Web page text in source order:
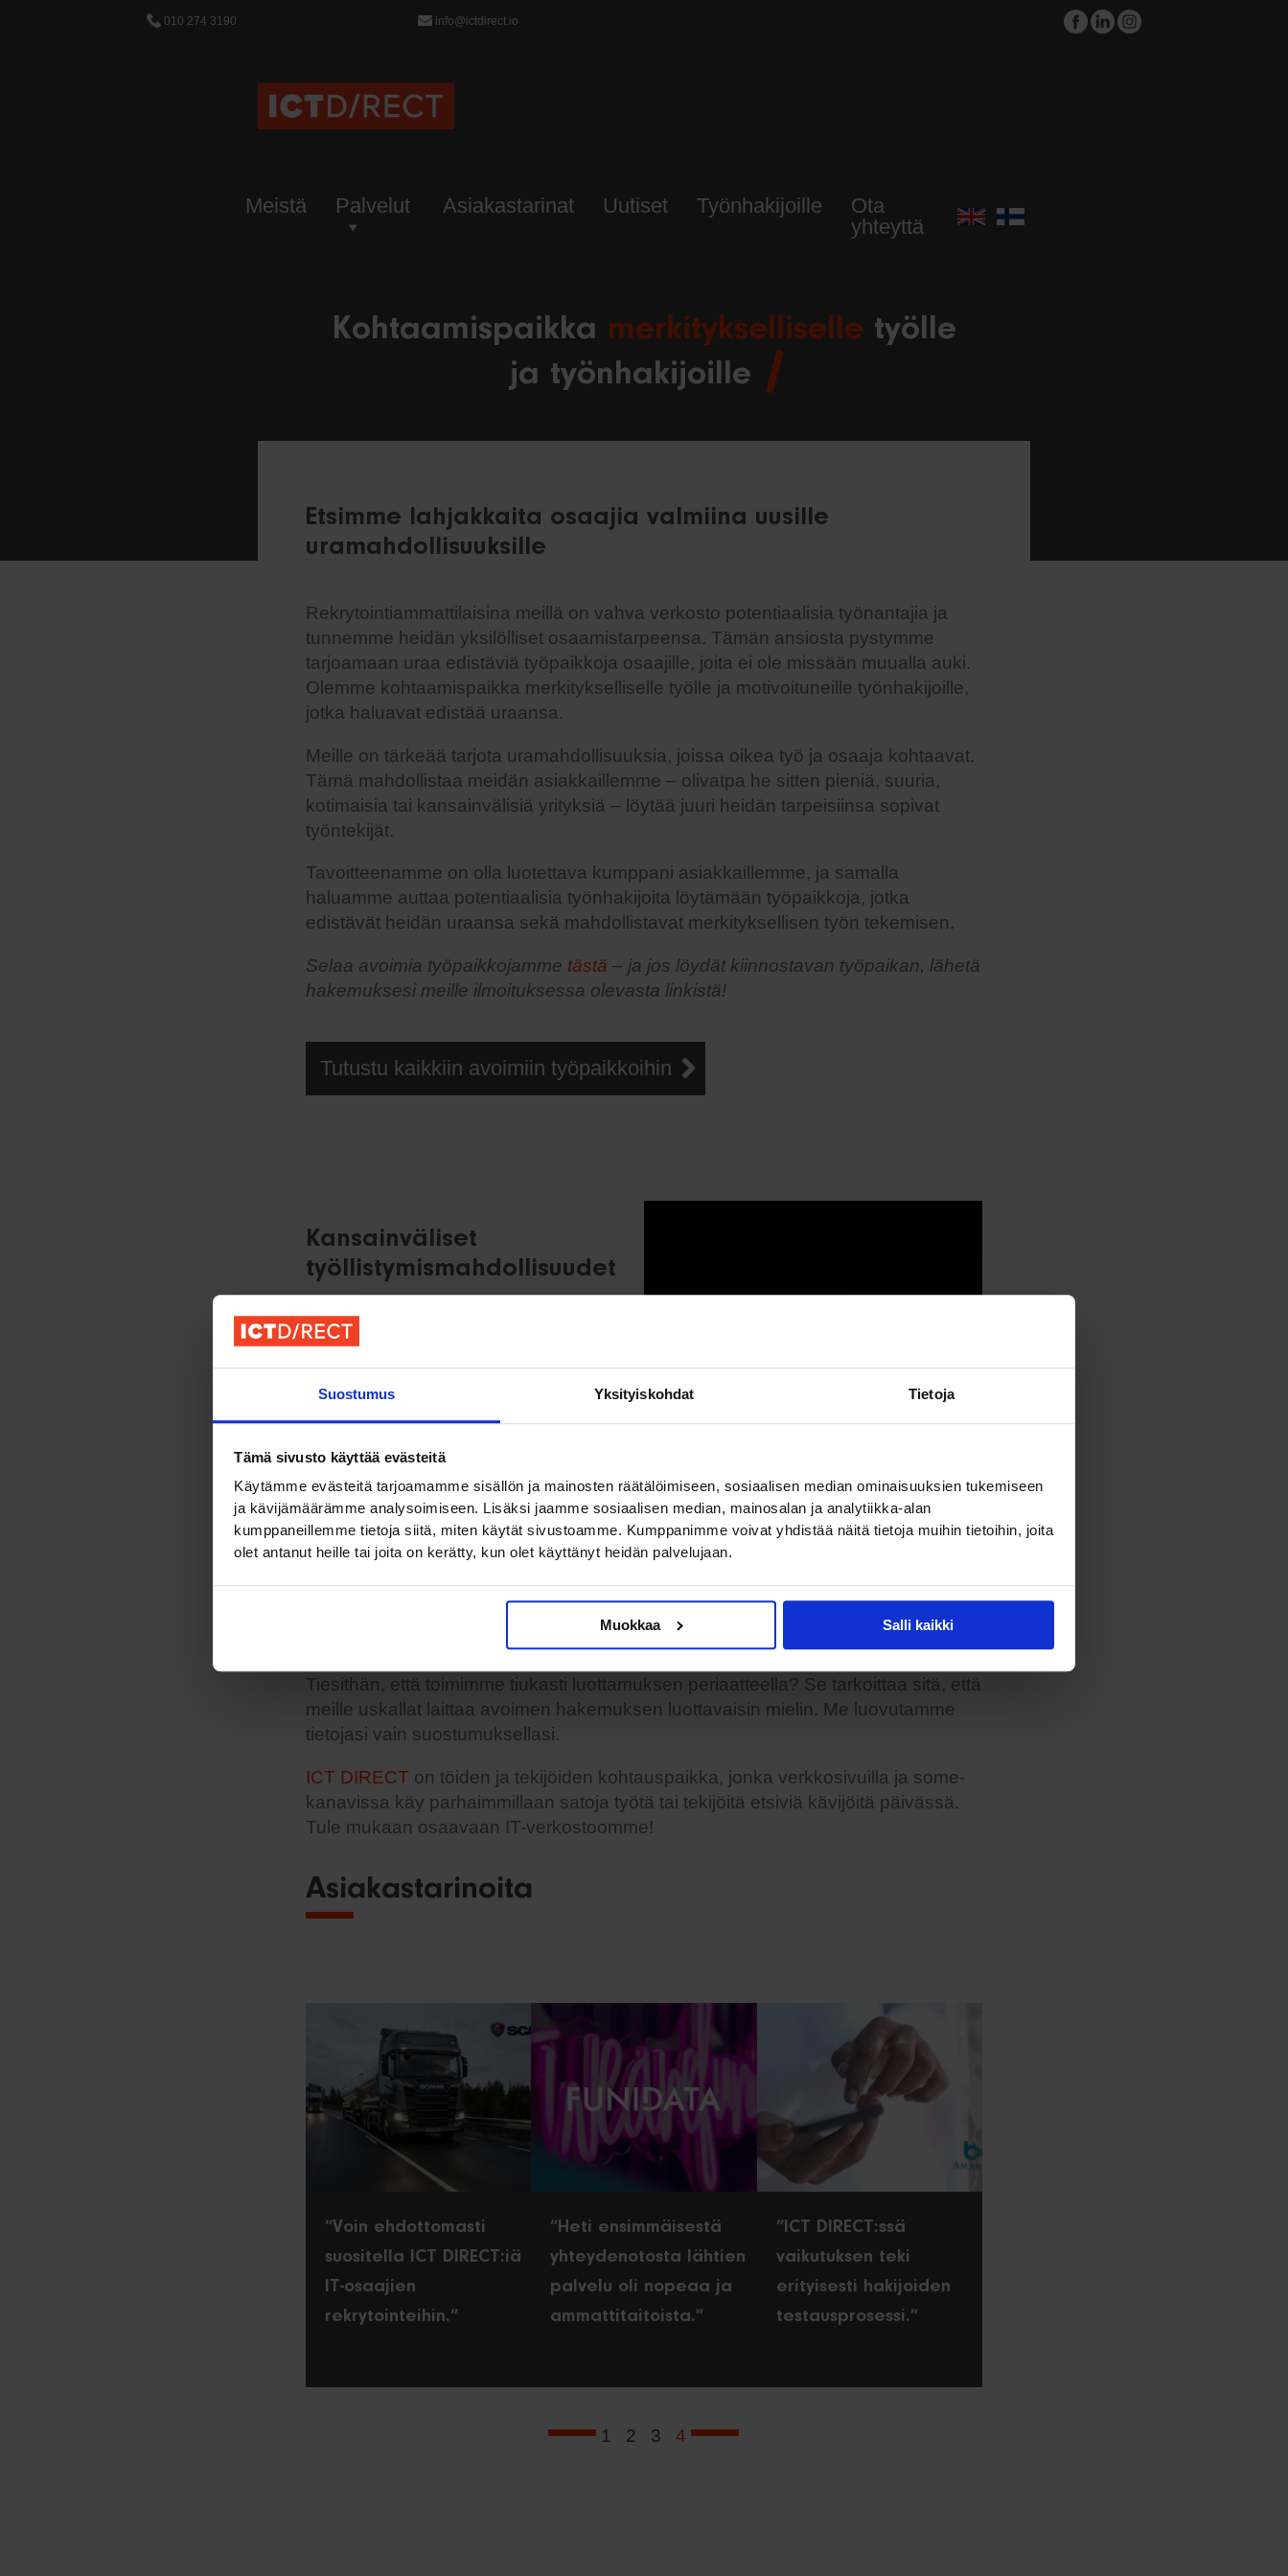
Suostumus Yksityiskohdat Tietoja
Tämä sivusto käyttää evästeitä
Käytämme evästeitä tarjoamamme sisällön ja mainosten räätälöimiseen, sosiaalisen median ominaisuuksien tukemiseen
ja kävijämäärämme analysoimiseen. Lisäksi jaamme sosiaalisen median, mainosalan ja analytiikka-alan
kumppaneillemme tietoja siitä, miten käytät sivustoamme. Kumppanimme voivat yhdistää näitä tietoja muihin tietoihin, joita
olet antanut heille tai joita on kerätty, kun olet käyttänyt heidän palvelujaan.
Muokkaa Salli kaikki
010 274 3190 info@ictdirect.io
Meistä Palvelut Asiakastarinat Uutiset Työnhakijoille
Ota
yhteyttä
Kohtaamispaikka merkitykselliselle työlle
ja työnhakijoille
Etsimme lahjakkaita osaajia valmiina uusille
uramahdollisuuksille
Rekrytointiammattilaisina meillä on vahva verkosto potentiaalisia työnantajia ja
tunnemme heidän yksilölliset osaamistarpeensa. Tämän ansiosta pystymme
tarjoamaan uraa edistäviä työpaikkoja osaajille, joita ei ole missään muualla auki.
Olemme kohtaamispaikka merkitykselliselle työlle ja motivoituneille työnhakijoille,
jotka haluavat edistää uraansa.
Meille on tärkeää tarjota uramahdollisuuksia, joissa oikea työ ja osaaja kohtaavat.
Tämä mahdollistaa meidän asiakkaillemme – olivatpa he sitten pieniä, suuria,
kotimaisia tai kansainvälisiä yrityksiä – löytää juuri heidän tarpeisiinsa sopivat
työntekijät.
Tavoitteenamme on olla luotettava kumppani asiakkaillemme, ja samalla
haluamme auttaa potentiaalisia työnhakijoita löytämään työpaikkoja, jotka
edistävät heidän uraansa sekä mahdollistavat merkityksellisen työn tekemisen.
Selaa avoimia työpaikkojamme tästä – ja jos löydät kiinnostavan työpaikan, lähetä
hakemuksesi meille ilmoituksessa olevasta linkistä!
Tutustu kaikkiin avoimiin työpaikkoihin
Kansainväliset
työllistymismahdollisuudet
Haussa on päivittäin alan työpaikkoja
organisaatioissa. Rekrytoimme osaajia
Jos tällä hetkellä avoinna olevista
tehtävistä ei löydy sinulle sopivaa, lähetä
meille tästä linkistäavoin hakemuksesi ja
CV:si. Otamme sinuun heti yhteyttä, kun
avoinna olevan työpaikan kanssa.
Tiesithän, että toimimme tiukasti luottamuksen periaatteella? Se tarkoittaa sitä, että
meille uskallat laittaa avoimen hakemuksen luottavaisin mielin. Me luovutamme
tietojasi vain suostumuksellasi.
ICT DIRECT on töiden ja tekijöiden kohtauspaikka, jonka verkkosivuilla ja some-
kanavissa käy parhaimmillaan satoja työtä tai tekijöitä etsiviä kävijöitä päivässä.
Tule mukaan osaavaan IT-verkostoomme!
Asiakastarinoita
”Voin ehdottomasti
suositella ICT DIRECT:iä
IT-osaajien
rekrytointeihin.”
”Heti ensimmäisestä
yhteydenotosta lähtien
palvelu oli nopeaa ja
ammattitaitoista.”
”ICT DIRECT:ssä
vaikutuksen teki
erityisesti hakijoiden
testausprosessi.”
1 2 3 4